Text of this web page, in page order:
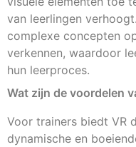
van leerlingen
complexe concepten
verkennen, waardoor
hun leerproces.
Wat zijn de voordelen
Voor trainers biedt VR
dynamische en